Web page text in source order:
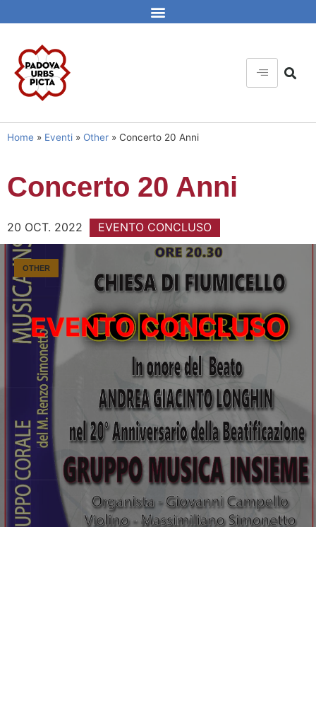
Home » Eventi » Other » Concerto 20 Anni
Concerto 20 Anni
20 OCT. 2022 EVENTO CONCLUSO
OTHER